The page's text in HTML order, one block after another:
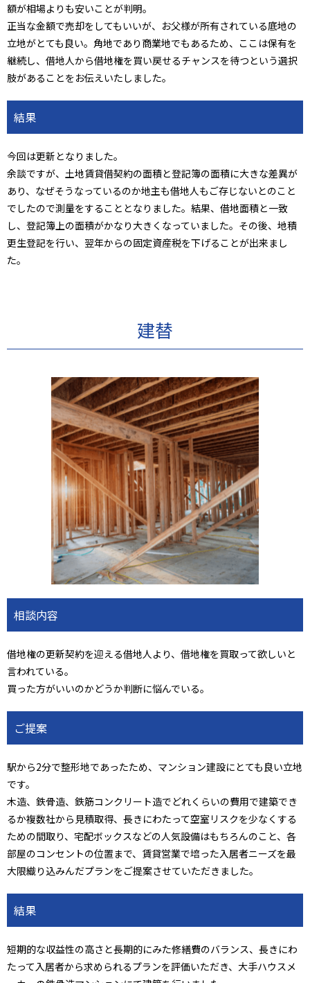
額が相場よりも安いことが判明。
正当な金額で売却をしてもいいが、お父様が所有されている底地の
立地がとても良い。角地であり商業地でもあるため、ここは保有を
継続し、借地人から借地権を買い戻せるチャンスを待つという選択
肢があることをお伝えいたしました。
結果
今回は更新となりました。
余談ですが、土地賃貸借契約の面積と登記簿の面積に大きな差異が
あり、なぜそうなっているのか地主も借地人もご存じないとのこと
でしたので測量をすることとなりました。結果、借地面積と一致
し、登記簿上の面積がかなり大きくなっていました。その後、地積
更生登記を行い、翌年からの固定資産税を下げることが出来まし
た。
建替
相談内容
借地権の更新契約を迎える借地人より、借地権を買取って欲しいと
言われている。
買った方がいいのかどうか判断に悩んでいる。
ご提案
駅から2分で整形地であったため、マンション建設にとても良い立地
です。
木造、鉄骨造、鉄筋コンクリート造でどれくらいの費用で建築でき
るか複数社から見積取得、長きにわたって空室リスクを少なくする
ための間取り、宅配ボックスなどの人気設備はもちろんのこと、各
部屋のコンセントの位置まで、賃貸営業で培った入居者ニーズを最
大限織り込みんだプランをご提案させていただきました。
結果
短期的な収益性の高さと長期的にみた修繕費のバランス、長きにわ
たって入居者から求められるプランを評価いただき、大手ハウスメ